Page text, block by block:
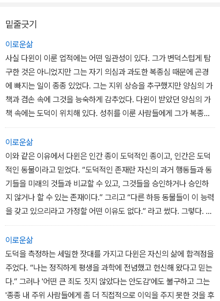
밑줄긋기
이로운삶
사실 다윈이 이룬 업적에는 어떤 일관성이 있다. 그가 변덕스럽게 탐
구한 것은 아니었지만 그는 자기 의심과 과도한 복종심 때문에 곤경
에 빠지는 일이 종종 있었다. 그는 지위 상승을 추구했지만 양심의 가
책과 겸손 속에 그것을 능숙하게 감추었다. 다윈이 받았던 양심의 가
책 속에는 도덕이 위치해 있다. 성취를 이룬 사람들에게 그가 복종을
표시했던 그 밑으로는 사회의 공격에 대비한 결연한 방어 의지가 있
다. 그가 친구들에 표했던 교감 그 밑으로는 용의주도한 정치적 동맹
이 있다. 얼마나 대단한 동물인가!-454쪽
이로운삶
이와 같은 이유에서 다윈은 인간 종이 도덕적인 종이고, 인간은 도덕
적인 동물이라고 믿었다. “도덕적인 존재란 자신의 과거 행동들과 동
기들을 미래의 것들과 비교할 수 있고, 그것들을 승인하거나 승인하
지 않거나 할 수 있는 존재이다.” 그리고 “다른 하등 동물들이 이 능력
을 갖고 있으리라고 가정할 어떤 이유도 없다.” 라고 썼다. 그렇다. 이
런 의미에서 우리는 도덕적이다. 적어도 우리에게는 진실되고 반성된
삶을 살 수 있는 기술적 능력이 있다. 우리에게는 자기 인식, 기억, 통
찰력, 판단력이 있다. 그러나 최근 수십 년 동안 진화론적사상은 우리
로 하여금 '기술적' 이라는 단어를 강조하도록 이끌었다. 오랜 기간에
걸쳐 우리가 진실하고 긴장되는 도덕적인 정밀 조사를 받고, 우리의
행동을 적절하게 조정하는 것은 디자인의 목적에 부합하지 않는다.
이로운삶
도덕을 측정하는 세밀한 잣대를 가지고 다윈은 자신의 삶에 합격점을
주었다. “나는 정직하게 평생을 과학에 전념했고 헌신해 왔다고 믿는
다.” 그러나 '어떤 큰 죄도 짓지 않았다는 안도감'에도 불구하고 그는
'종종 내 주위 사람들에게 좀 더 직접적으로 이익을 주지 못한 것을 후